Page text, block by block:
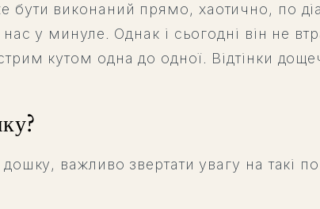
виконаний прямо, хаотично, по
у минуле. Однак і сьогодні він не
кутом одна до одної. Відтінки
важливо звертати увагу на такі